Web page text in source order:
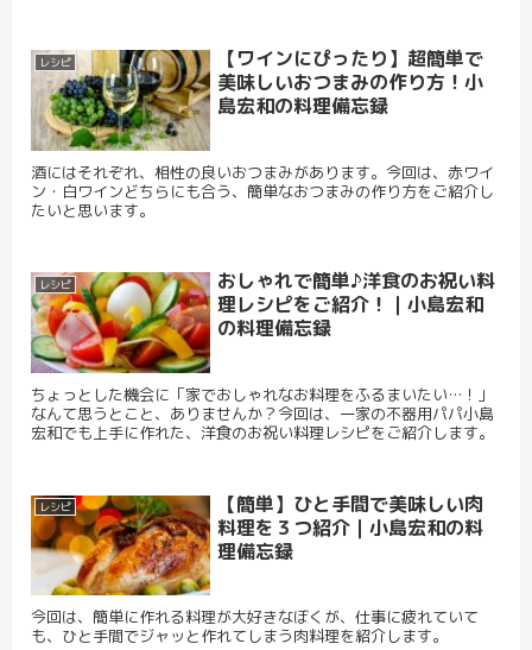
レシピ
【ワインにぴったり】超簡単で
美味しいおつまみの作り方！小
島宏和の料理備忘録
酒にはそれぞれ、相性の良いおつまみがあります。今回は、赤ワイ
ン・白ワインどちらにも合う、簡単なおつまみの作り方をご紹介し
たいと思います。
レシピ
おしゃれで簡単♪洋食のお祝い料
理レシピをご紹介！｜小島宏和
の料理備忘録
ちょっとした機会に「家でおしゃれなお料理をふるまいたい…！」
なんて思うとこと、ありませんか？今回は、一家の不器用パパ小島
宏和でも上手に作れた、洋食のお祝い料理レシピをご紹介します。
レシピ
【簡単】ひと手間で美味しい肉
料理を３つ紹介｜小島宏和の料
理備忘録
今回は、簡単に作れる料理が大好きなぼくが、仕事に疲れていて
も、ひと手間でジャッと作れてしまう肉料理を紹介します。